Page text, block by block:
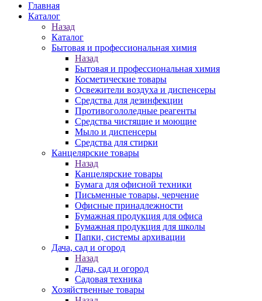
Главная
Каталог
Назад
Каталог
Бытовая и профессиональная химия
Назад
Бытовая и профессиональная химия
Косметические товары
Освежители воздуха и диспенсеры
Средства для дезинфекции
Противогололедные реагенты
Средства чистящие и моющие
Мыло и диспенсеры
Средства для стирки
Канцелярские товары
Назад
Канцелярские товары
Бумага для офисной техники
Письменные товары, черчение
Офисные принадлежности
Бумажная продукция для офиса
Бумажная продукция для школы
Папки, системы архивации
Дача, сад и огород
Назад
Дача, сад и огород
Садовая техника
Хозяйственные товары